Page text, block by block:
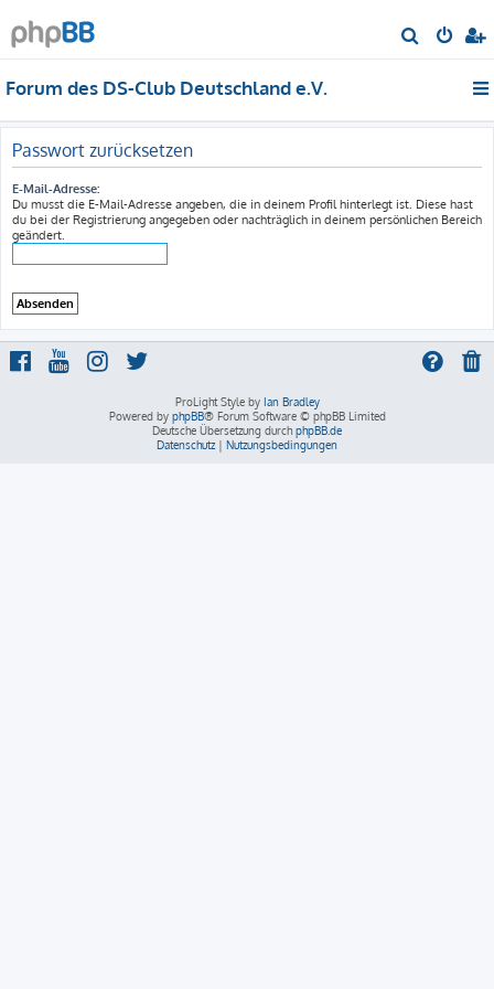
u
Forum des DS-Club Deutschland e.V.
Passwort zurücksetzen
E-Mail-Adresse:
Du musst die E-Mail-Adresse angeben, die in deinem Profil hinterlegt ist. Diese hast
du bei der Registrierung angegeben oder nachträglich in deinem persönlichen Bereich
geändert.
ProLight Style by Ian Bradley
Powered by phpBB® Forum Software © phpBB Limited
Deutsche Übersetzung durch phpBB.de
Datenschutz | Nutzungsbedingungen